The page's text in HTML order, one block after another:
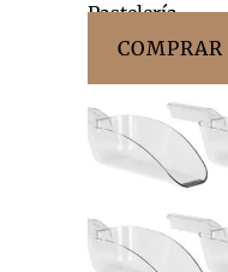
Pastelería
COMPRAR